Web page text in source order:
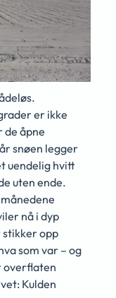
er ikke
de åpne
snøen legger
uendelig hvitt
uten ende.
nå i dyp
stikker opp
som var – og
overflaten
Kulden